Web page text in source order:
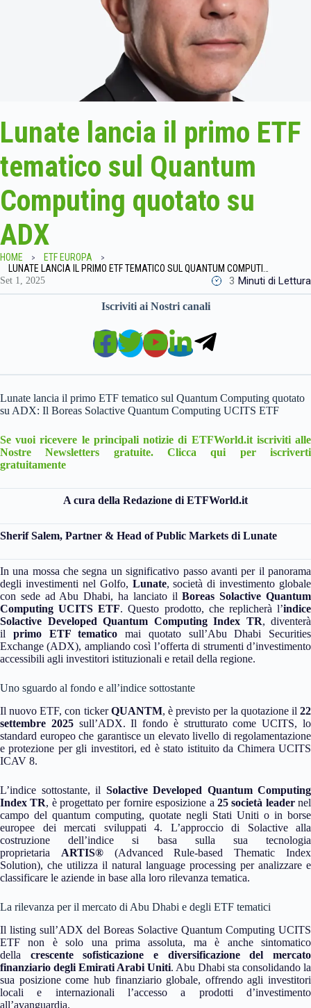
Lunate lancia il primo ETF
tematico sul Quantum
Computing quotato su
ADX
HOME
ETF EUROPA
LUNATE LANCIA IL PRIMO ETF TEMATICO SUL QUANTUM COMPUTING QUOTATO SU ADX
Set 1, 2025 3 Minuti di Lettura
Iscriviti ai Nostri canali
Lunate lancia il primo ETF tematico sul Quantum Computing quotato
su ADX: Il Boreas Solactive Quantum Computing UCITS ETF
Se vuoi ricevere le principali notizie di ETFWorld.it iscriviti alle
Nostre Newsletters gratuite. Clicca qui per iscriverti
gratuitamente
A cura della Redazione di ETFWorld.it
Sherif Salem, Partner & Head of Public Markets di Lunate
In una mossa che segna un significativo passo avanti per il panorama
degli investimenti nel Golfo, Lunate, società di investimento globale
con sede ad Abu Dhabi, ha lanciato ilBoreas Solactive Quantum
Computing UCITS ETF. Questo prodotto, che replicherà l’indice
Solactive Developed Quantum Computing Index TR, diventerà
il primo ETF tematico mai quotato sull’Abu Dhabi Securities
Exchange (ADX), ampliando così l’offerta di strumenti d’investimento
accessibili agli investitori istituzionali e retail della regione.
Uno sguardo al fondo e all’indice sottostante
Il nuovo ETF, con tickerQUANTM, è previsto per la quotazione il22
settembre 2025sull’ADX. Il fondo è strutturato come UCITS, lo
standard europeo che garantisce un elevato livello di regolamentazione
e protezione per gli investitori, ed è stato istituito da Chimera UCITS
ICAV 8.
L’indice sottostante, il Solactive Developed Quantum Computing
Index TR, è progettato per fornire esposizione a 25 società leadernel
campo del quantum computing, quotate negli Stati Uniti o in borse
europee dei mercati sviluppati 4. L’approccio di Solactive alla
costruzione dell’indice si basa sulla sua tecnologia
proprietaria ARTIS®(Advanced Rule-based Thematic Index
Solution), che utilizza il natural language processing per analizzare e
classificare le aziende in base alla loro rilevanza tematica.
La rilevanza per il mercato di Abu Dhabi e degli ETF tematici
Il listing sull’ADX del Boreas Solactive Quantum Computing UCITS
ETF non è solo una prima assoluta, ma è anche sintomatico
della crescente sofisticazione e diversificazione del mercato
finanziario degli Emirati Arabi Uniti. Abu Dhabi sta consolidando la
sua posizione come hub finanziario globale, offrendo agli investitori
locali e internazionali l’accesso a prodotti d’investimento
all’avanguardia.